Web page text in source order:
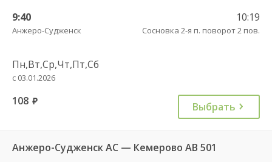
9:40
Анжеро-Судженск
10:19
Сосновка 2-я п. поворот 2 пов.
Пн,Вт,Ср,Чт,Пт,Сб
с 03.01.2026
108 руб. Выбрать
Анжеро-Судженск АС — Кемерово АВ 501